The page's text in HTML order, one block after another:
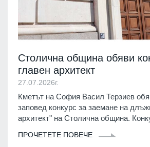
Столична община обяви
главен архитект
27.07.2026г.
Кметът на София Васил Терзиев
заповед конкурс за заемане на
архитект" на Столична община.
ПРОЧЕТЕТЕ ПОВЕЧЕ